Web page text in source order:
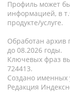
Профиль может
информацией, в
продукте/услуге.
Обработан архив
до 08.2026 годы.
Ключевых фраз
724413.
Создано именных
Редакция